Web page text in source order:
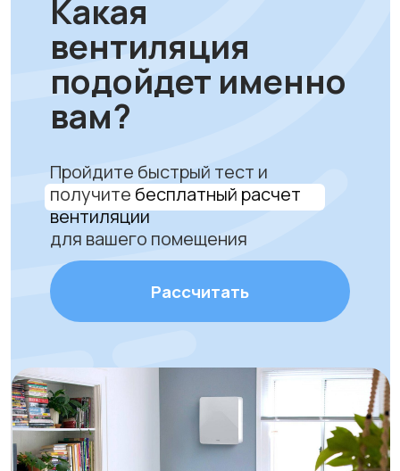
ProAir.kz:
качество, сервис и
комфортный воздух
Только надежное и
сертифицированное
оборудование
Профессиональная установка
за 1 час без грязи и сложного
ремонта. Гарантируем аккуратную